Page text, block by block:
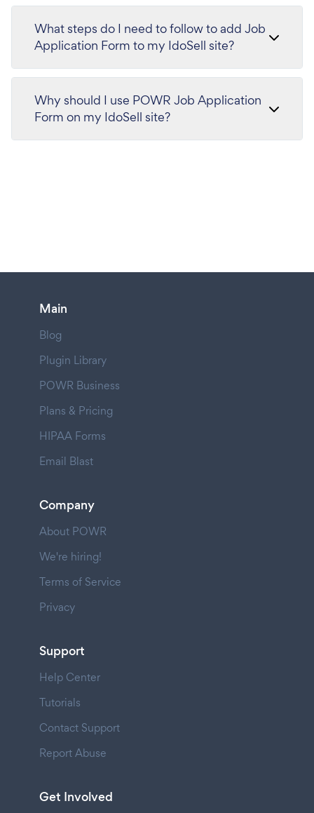
What steps do I need to follow to add Job
Application Form to my IdoSell site?
Why should I use POWR Job Application
Form on my IdoSell site?
Main
Blog
Plugin Library
POWR Business
Plans & Pricing
HIPAA Forms
Email Blast
Company
About POWR
We're hiring!
Terms of Service
Privacy
Support
Help Center
Tutorials
Contact Support
Report Abuse
Get Involved